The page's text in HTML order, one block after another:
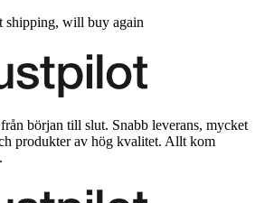
shipping, will buy again
början till slut. Snabb leverans, mycket
produkter av hög kvalitet. Allt kom